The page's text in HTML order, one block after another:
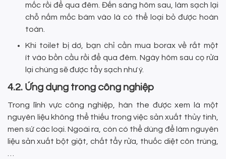
mốc rồi để qua đêm. Đến sáng hôm sau, làm sạch lại
chỗ nấm mốc bám vào là có thể loại bỏ được hoàn
toàn.
Khi toilet bị dơ, bạn chỉ cần mua borax về rắt một
ít vào bồn cầu rồi để qua đêm. Ngày hôm sau cọ rửa
lại chúng sẽ được tẩy sạch như ý.
4.2. Ứng dụng trong công nghiệp
Trong lĩnh vực công nghiệp, hàn the được xem là một
nguyên liệu không thể thiếu trong việc sản xuất thủy tinh,
men sứ các loại. Ngoài ra, còn có thể dùng để làm nguyên
liệu sản xuất bột giặt, chất tẩy rửa, thuốc diệt côn trùng,